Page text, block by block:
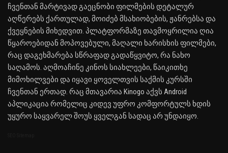
ჩვენთან მარტივად გაეცნობი ფილმების დეტალურ
აღწერებს ქართულად, მოიძებ მსახიობების, ჟანრებსა და
ქვეყნების მიხედვით. პლატფორმაზე თავმოყრილია ღია
წყაროებიდან მოპოვებული, მაღალი ხარისხის ფილმები,
რაც დაგეხმარება სწრაფად გადაწყვიტო, რა ნახო
საღამოს. აღმოაჩინე კინოს სიახლეები, წაიკითხე
მიმოხილვები და იყავი ყოველთვის საქმის კურსში
ჩვენთან ერთად. რაც მთავარია Kinogo აქვს Android
აპლიკაცია რომელიც კიდევ უფრო კომფორტულს ხდის
უყურო საყვარელ შოუს ყველგან სადაც არ უნდაიყო.